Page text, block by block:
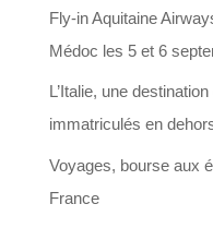
à
Fly-in Aquitaine
Médoc les 5 et 6
L’Italie, une
immatriculés en
Voyages, bourse aux
France